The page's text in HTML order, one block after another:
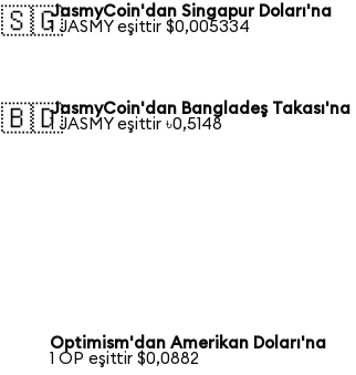
🇸🇬JasmyCoin'dan Singapur Doları'na
1 JASMY eşittir $0,005334
🇧🇩JasmyCoin'dan Bangladeş Takası'na
1 JASMY eşittir ৳0,5148
Optimism'dan Amerikan Doları'na
1 OP eşittir $0,0882